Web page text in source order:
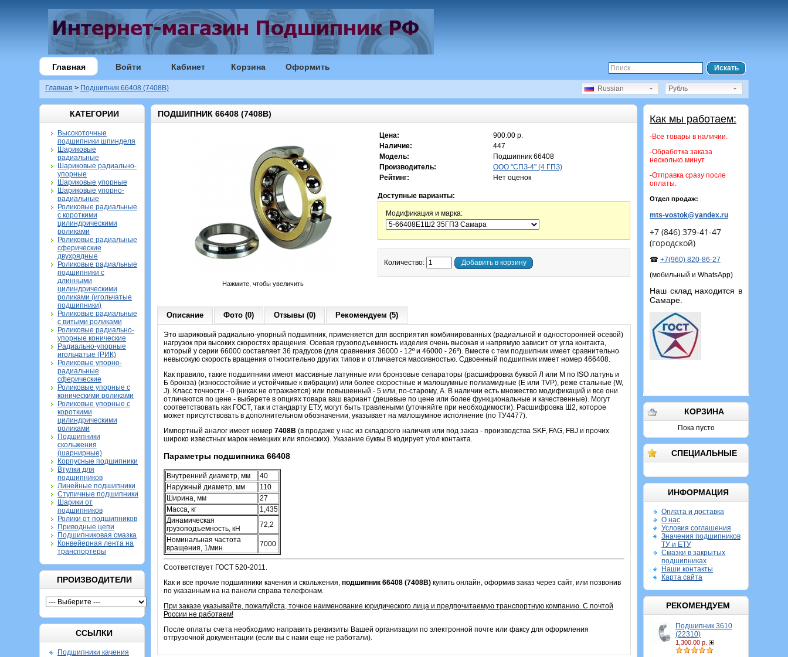
Главная Войти Кабинет Корзина Оформить Искать
Главная > Подшипник 66408 (7408B) Рубль
Russian
КАТЕГОРИИ
Высокоточные
подшипники шпинделя
Шариковые
радиальные
Шариковые радиально-
упорные
Шариковые упорные
Шариковые упорно-
радиальные
Роликовые радиальные
с короткими
цилиндрическими
роликами
Роликовые радиальные
сферические
двухрядные
Роликовые радиальные
подшипники с
длинными
цилиндрическими
роликами (игольчатые
подшипники)
Роликовые радиальные
с витыми роликами
Роликовые радиально-
упорные конические
Радиально-упорные
игольчатые (РИК)
Роликовые упорно-
радиальные
сферические
Роликовые упорные с
коническими роликами
Роликовые упорные с
короткими
цилиндрическими
роликами
Подшипники
скольжения
(шарнирные)
Корпусные подшипники
Втулки для
подшипников
Линейные подшипники
Ступичные подшипники
Шарики от
подшипников
Ролики от подшипников
Приводные цепи
Подшипниковая смазка
Конвейерная лента на
транспортеры
ПРОИЗВОДИТЕЛИ
ССЫЛКИ
Подшипники качения
Как мы работаем:
-Все товары в наличии.
-Обработка заказа
несколько минут.
-Отправка сразу после
оплаты.
Отдел продаж:
mts-vostok@yandex.ru
+7 (846) 379-41-47
(городской)
☎ +7(960) 820-86-27
(мобильный и WhatsApp)
Наш склад находится в
Самаре.
КОРЗИНА
Пока пусто
СПЕЦИАЛЬНЫЕ
ИНФОРМАЦИЯ
Оплата и доставка
О нас
Условия соглашения
Значения подшипников
ТУ и ЕТУ
Смазки в закрытых
подшипниках
Наши контакты
Карта сайта
РЕКОМЕНДУЕМ
Подшипник 3610
(22310)
1,300.00 р.
ПОДШИПНИК 66408 (7408B)
Нажмите, чтобы увеличить
Цена:
900.00 р.
Наличие:
447
Модель:
Подшипник 66408
Производитель:
ООО "СПЗ-4" (4 ГПЗ)
Рейтинг:
Нет оценок
Доступные варианты:
Модификация и марка:
Количество: Добавить в корзину
Описание Фото (0) Отзывы (0) Рекомендуем (5)
Это шариковый радиально-упорный подшипник, применяется для восприятия комбинированных (радиальной и односторонней осевой)
нагрузок при высоких скоростях вращения. Осевая грузоподъемность изделия очень высокая и напрямую зависит от угла контакта,
который у серии 66000 составляет 36 градусов (для сравнения 36000 - 12º и 46000 - 26º). Вместе с тем подшипник имеет сравнительно
невысокую скорость вращения относительно других типов и отличается массивностью. Сдвоенный подшипник имеет номер 466408.
Как правило, такие подшипники имеют массивные латунные или бронзовые сепараторы (расшифровка буквой Л или M по ISO латунь и
Б бронза) (износостойкие и устойчивые к вибрации) или более скоростные и малошумные полиамидные (Е или TVP), реже стальные (W,
J). Класс точности - 0 (никак не отражается) или повышенный - 5 или, по-старому, А. В наличии есть множество модификаций и все они
отличаются по цене - выберете в опциях товара ваш вариант (дешевые по цене или более функциональные и качественные). Могут
соответствовать как ГОСТ, так и стандарту ЕТУ, могут быть травлеными (уточняйте при необходимости). Расшифровка Ш2, которое
может присутствовать в дополнительном обозначении, указывает на малошумное исполнение (по ТУ4477).
Импортный аналог имеет номер 7408B (в продаже у нас из складского наличия или под заказ - производства SKF, FAG, FBJ и прочих
широко известных марок немецких или японских). Указание буквы B кодирует угол контакта.
Параметры подшипника 66408
Внутренний диаметр, мм
40
Наружный диаметр, мм
110
Ширина, мм
27
Масса, кг
1,435
Динамическая
грузоподъемность, кН
72,2
Номинальная частота
вращения, 1/мин
7000
Соответствует ГОСТ 520-2011.
Как и все прочие подшипники качения и скольжения, подшипник 66408 (7408B) купить онлайн, оформив заказ через сайт, или позвонив
по указанным на на панели справа телефонам.
При заказе указывайте, пожалуйста, точное наименование юридического лица и предпочитаемую транспортную компанию. С почтой
России не работаем!
После оплаты счета необходимо направить реквизиты Вашей организации по электронной почте или факсу для оформления
отгрузочной документации (если вы с нами еще не работали).